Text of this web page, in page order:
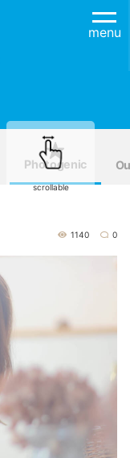
menu
Photogenic
scrollable
1140 0